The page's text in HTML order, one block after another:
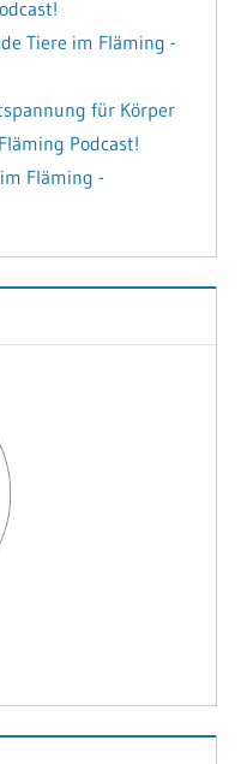
Tiere im Fläming -
für Körper
Podcast!
Fläming -